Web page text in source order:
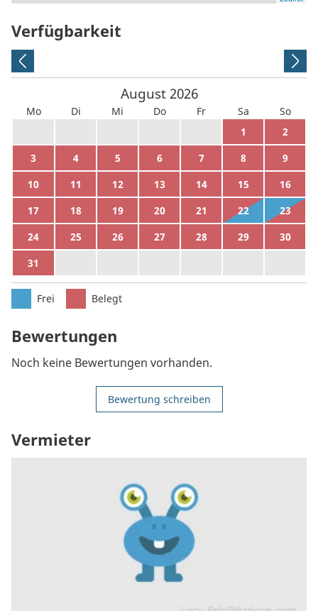
Verfügbarkeit
August 2026
Mo Di Mi Do Fr Sa
So
1
2
3
4 5 6 7 8
9
10
11 12 13 14 15
16
17
18 19 20 21 22
23
24
25 26 27 28 29
30
31
Frei Belegt
Bewertungen
Noch keine Bewertungen vorhanden.
Bewertung schreiben
Vermieter